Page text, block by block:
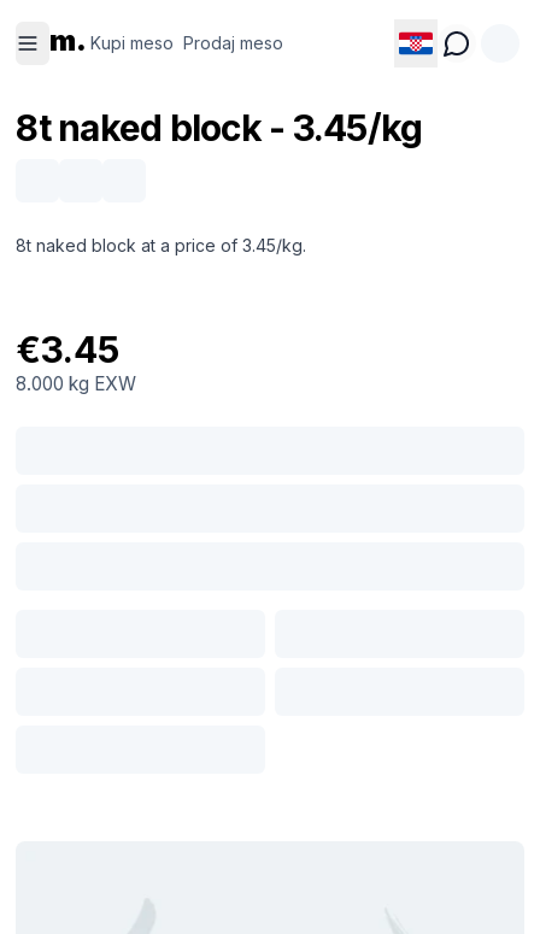
m. Kupi meso Prodaj meso
meso
meso
8t naked block - 3.45/kg
8t naked block at a price of 3.45/kg.
€3.45
8.000 kg EXW